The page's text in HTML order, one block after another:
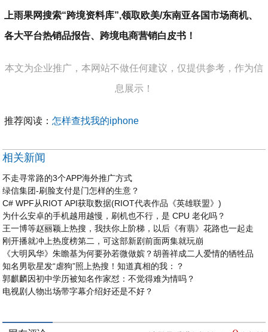
上雨果网搜索“跨境资料库”,领取欧美/东南亚各国市场商机、
各大平台热销品报告、跨境电商营销白皮书！
本文为企业推广，本网站不做任何建议，仅提供参考，作为信
息展示！
推荐阅读：怎样查找我的iphone
相关新闻
不走寻常路的3个APP海外推广方式
绿信集团-刷脸支付是门怎样的生意？
C# WPF从RIOT API获取数据(RIOT代表作品《英雄联盟》)
为什么安卓的手机越用越慢，刷机也不行，是 CPU 老化吗？
王一博等赵丽颖上热搜，我扶你上阶梯，以后《有翡》花路也一起走
刚开播就冲上热度榜第二，可这部新剧前面两集就玩崩
《大明风华》朱瞻基为何要孙若微做嫔？胡善祥成二人爱情的牺牲品
知名男歌星发“虐狗”照上热搜！知道真相的我：？
郭麒麟因初中学历被知名作家怼：不觉得难为情吗？
电视剧人物出场带字幕介绍好还是不好？